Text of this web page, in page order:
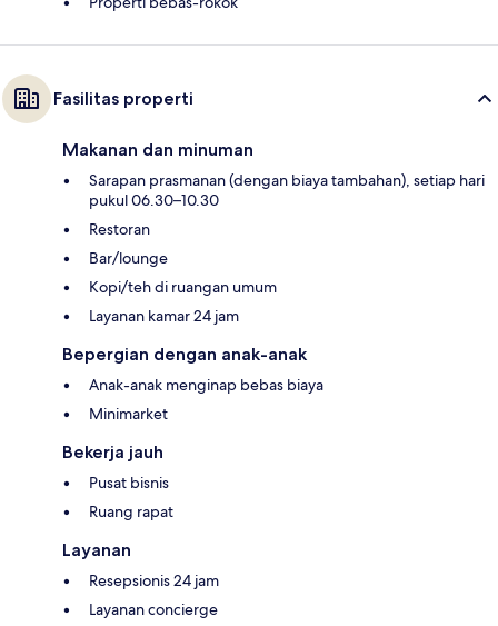
Fasilitas properti
Makanan dan minuman
Sarapan prasmanan (dengan biaya tambahan), setiap hari
pukul 06.30–10.30
Restoran
Bar/lounge
Kopi/teh di ruangan umum
Layanan kamar 24 jam
Bepergian dengan anak-anak
Anak-anak menginap bebas biaya
Minimarket
Bekerja jauh
Pusat bisnis
Ruang rapat
Layanan
Resepsionis 24 jam
Layanan concierge